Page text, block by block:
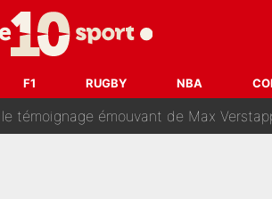
F1 RUGBY NBA
le mercato de l'OM : Frank McCourt va
correction face à Majorque : Luis
témoignage émouvant de Max